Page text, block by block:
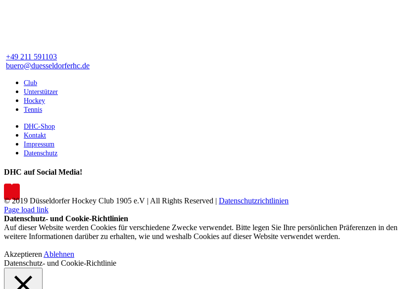
+49 211 591103
buero@duesseldorferhc.de
Club
Unterstützer
Hockey
Tennis
DHC-Shop
Kontakt
Impressum
Datenschutz
DHC auf Social Media!
© 2019 Düsseldorfer Hockey Club 1905 e.V | All Rights Reserved | Datenschutzrichtlinien
Page load link
Datenschutz- und Cookie-Richtlinien
Auf dieser Website werden Cookies für verschiedene Zwecke verwendet. Bitte legen Sie Ihre persönlichen Präferenzen in den
weitere Informationen darüber zu erhalten, wie und weshalb Cookies auf dieser Website verwendet werden.
Akzeptieren Ablehnen
Datenschutz- und Cookie-Richtlinie